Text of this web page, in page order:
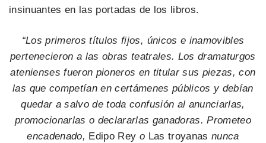
insinuantes en las portadas de los libros.
“Los primeros títulos fijos, únicos e inamovibles
pertenecieron a las obras teatrales. Los dramaturgos
atenienses fueron pioneros en titular sus piezas, con
las que competían en certámenes públicos y debían
quedar a salvo de toda confusión al anunciarlas,
promocionarlas o declararlas ganadoras. Prometeo
encadenado, Edipo Rey o Las troyanas nunca